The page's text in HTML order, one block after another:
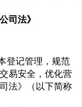
司法》
登记管理，规范
易安全，优化营
法》（以下简称